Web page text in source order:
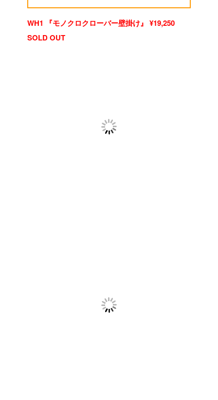
WH1 『モノクロクローバー壁掛け』 ¥19,250
SOLD OUT